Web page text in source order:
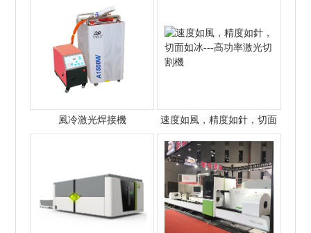
風冷激光焊接機
速度如風，精度如針，切面
如冰---高功率激光切割機